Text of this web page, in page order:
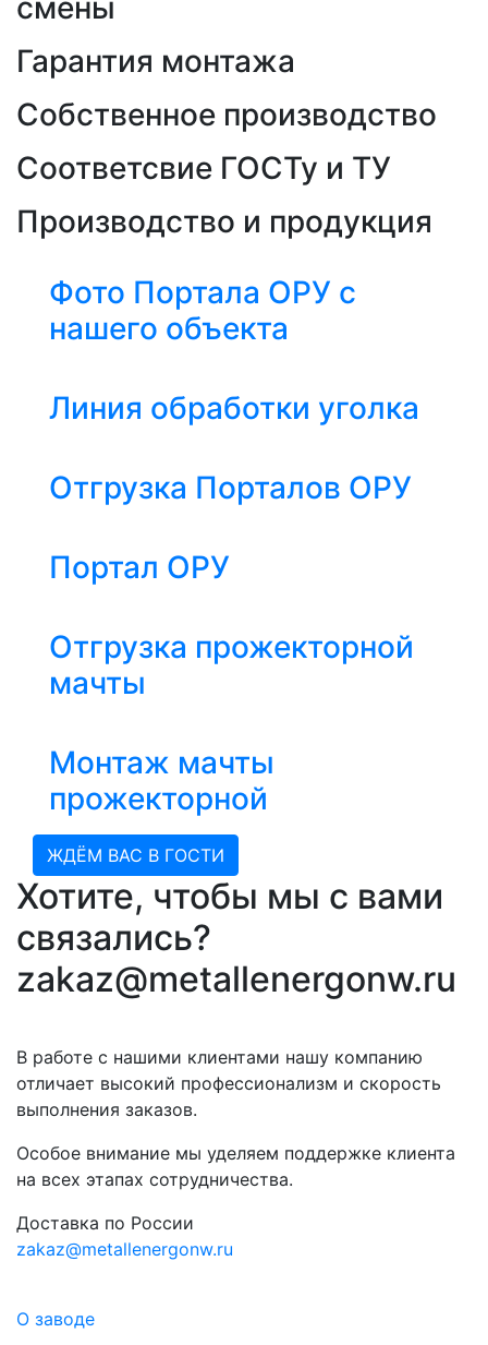
смены
Гарантия монтажа
Собственное производство
Соответсвие ГОСТу и ТУ
Производство и продукция
Фото Портала ОРУ с
нашего объекта
Линия обработки уголка
Отгрузка Порталов ОРУ
Портал ОРУ
Отгрузка прожекторной
мачты
Монтаж мачты
прожекторной
ЖДЁМ ВАС В ГОСТИ
Хотите, чтобы мы с вами
связались?
zakaz@metallenergonw.ru
В работе с нашими клиентами нашу компанию
отличает высокий профессионализм и скорость
выполнения заказов.
Особое внимание мы уделяем поддержке клиента
на всех этапах сотрудничества.
Доставка по России
zakaz@metallenergonw.ru
О заводе